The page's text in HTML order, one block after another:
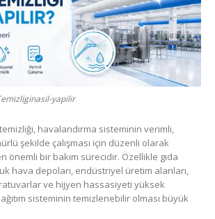
yapilir
havalandırma sisteminin verimli,
şekilde çalışması için düzenli olarak
önemli bir bakım sürecidir. Özellikle gıda
hava depoları, endüstriyel üretim alanları,
ve hijyen hassasiyeti yüksek
sisteminin temizlenebilir olması büyük